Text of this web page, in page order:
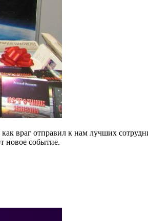
враг отправил к нам лучших
новое событие.